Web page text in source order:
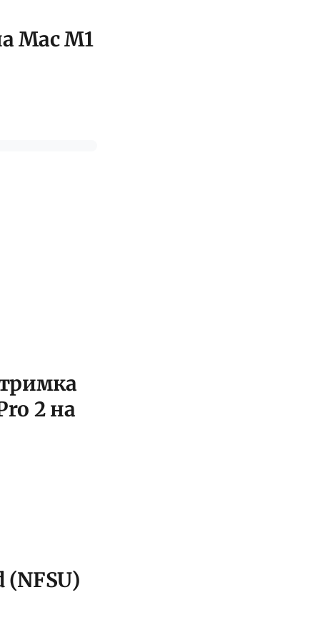
Mac M1
2 на
(NFSU)